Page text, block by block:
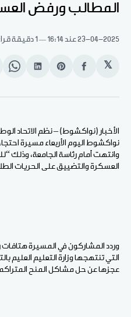
المطالب ورفض
23-04-2025عند 16:14 1 دقيقة قراءة
𝕏
انشر
الفيسبوك
Share
Pinterest
انشر
لينكد
الأخبار (نواكشوط) – نظم الاتحاد
نواكشوط اليوم الأربعاء مسيرة
وانتهت أمام رئاسة الجامعة، وذلك
العسكرة والتضييق على الحريات
وردد المشاركون في المسيرة
التي تنتهجها وزارة التعليم العليم
عجزها عن حل مشاكل المنح